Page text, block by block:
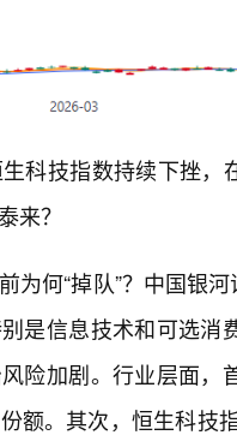
科技指数持续下挫
来？
为何“掉队”？中国银
是信息技术和可选
险加剧。行业层面
额。其次，恒生科技